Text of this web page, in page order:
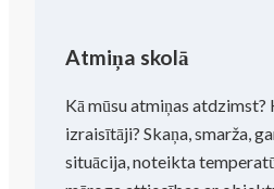
Atmiņa skolā
Kā mūsu atmiņas atdzimst?
izraisītāji? Skaņa, smarža,
situācija, noteikta